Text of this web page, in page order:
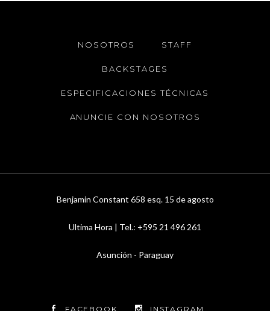
NOSOTROS STAFF
BACKSTAGES
ESPECIFICACIONES TÉCNICAS
ANUNCIE CON NOSOTROS
Benjamin Constant 658 esq. 15 de agosto
Ultima Hora | Tel.: +595 21 496 261
Asunción - Paraguay
FACEBOOK INSTAGRAM